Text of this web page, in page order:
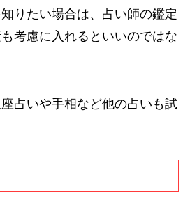
りたい場合は、占い師の鑑定
考慮に入れるといいのではな
占いや手相など他の占いも試